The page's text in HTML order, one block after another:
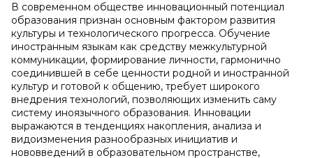
В современном обществе инновационный потенциал
образования признан основным фактором развития
культуры и технологического прогресса. Обучение
иностранным языкам как средству межкультурной
коммуникации, формирование личности, гармонично
соединившей в себе ценности родной и иностранной
культур и готовой к общению, требует широкого
внедрения технологий, позволяющих изменить саму
систему иноязычного образования. Инновации
выражаются в тенденциях накопления, анализа и
видоизменения разнообразных инициатив и
нововведений в образовательном пространстве,